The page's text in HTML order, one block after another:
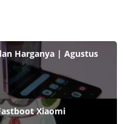
Harganya | Agustus
Xiaomi